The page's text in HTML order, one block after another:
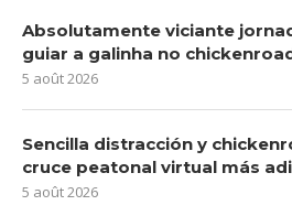
Absolutamente viciante
guiar a galinha no
5 août 2026
Sencilla distracción y
cruce peatonal virtual más
5 août 2026